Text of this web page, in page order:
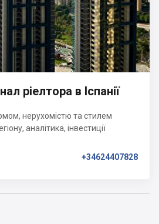
ріелтора в Іспанії
нерухомістю та стилем
аналітика, інвестиції
+34624407828